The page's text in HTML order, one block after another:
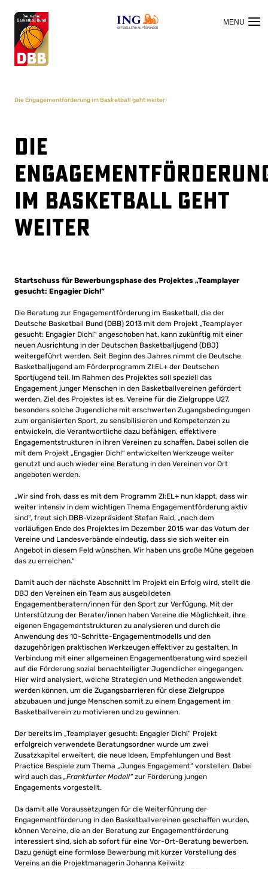
OFFIZIELLER HAUPTSPONSOR
Die Engagementförderung im Basketball geht weiter
Die
im Basketball geht
weiter
Startschuss für Bewerbungsphase des Projektes „Teamplayer
gesucht: Engagier Dich!“
Die Beratung zur Engagementförderung im Basketball, die der
Deutsche Basketball Bund (DBB) 2013 mit dem Projekt „Teamplayer
gesucht: Engagier Dich!“ angeschoben hat, kann zukünftig mit einer
neuen Ausrichtung in der Deutschen Basketballjugend (DBJ)
weitergeführt werden. Seit Beginn des Jahres nimmt die Deutsche
Basketballjugend am Förderprogramm ZI:EL+ der Deutschen
Sportjugend teil. Im Rahmen des Projektes soll speziell das
Engagement junger Menschen in den Basketballvereinen gefördert
werden. Ziel des Projektes ist es, Vereine für die Zielgruppe U27,
besonders solche Jugendliche mit erschwerten Zugangsbedingungen
zum organisierten Sport, zu sensibilisieren und Kompetenzen zu
entwickeln, die Verantwortliche dazu befähigen, effektivere
Engagementstrukturen in ihren Vereinen zu schaffen. Dabei sollen die
mit dem Projekt „Engagier Dich!“ entwickelten Werkzeuge weiter
genutzt und auch wieder eine Beratung in den Vereinen vor Ort
angeboten werden.
„Wir sind froh, dass es mit dem Programm ZI:EL+ nun klappt, dass wir
weiter intensiv in dem wichtigen Thema Engagementförderung aktiv
sind“, freut sich DBB-Vizepräsident Stefan Raid, „nach dem
vorläufigen Ende des Projektes im Dezember 2015 war das Votum der
Vereine und Landesverbände eindeutig, dass sie sich weiter ein
Angebot in diesem Feld wünschen. Wir haben uns große Mühe gegeben
das zu erreichen.“
Damit auch der nächste Abschnitt im Projekt ein Erfolg wird, stellt die
DBJ den Vereinen ein Team aus ausgebildeten
Engagementberatern/innen für den Sport zur Verfügung. Mit der
Unterstützung der Berater/innen haben Vereine die Möglichkeit, ihre
eigenen Engagementstrukturen zu analysieren und durch die
Anwendung des 10-Schritte-Engagementmodells und den
dazugehörigen praktischen Werkzeugen effektiver zu gestalten. In
Verbindung mit einer allgemeinen Engagementberatung wird speziell
auf die Förderung sozial benachteiligter Jugendlicher eingegangen.
Hier wird analysiert, welche Strategien und Methoden angewendet
werden können, um die Zugangsbarrieren für diese Zielgruppe
abzubauen und junge Menschen somit zu einem Engagement im
Basketballverein zu motivieren und zu gewinnen.
Der bereits im „Teamplayer gesucht: Engagier Dich!“ Projekt
erfolgreich verwendete Beratungsordner wurde um zwei
Zusatzkapitel erweitert, die neue Ideen, Empfehlungen und Best
Practice Bespiele zum Thema „Junges Engagement“ vorstellen. Dabei
wird auch das „Frankfurter Modell“ zur Förderung jungen
Engagements vorgestellt.
Da damit alle Voraussetzungen für die Weiterführung der
Engagementförderung in den Basketballvereinen geschaffen wurden,
können Vereine, die an der Beratung zur Engagementförderung
interessiert sind, sich ab sofort für eine Vor-Ort-Beratung bewerben.
Dazu genügt eine formlose Bewerbung mit kurzer Vorstellung des
Vereins an die Projektmanagerin Johanna Keilwitz